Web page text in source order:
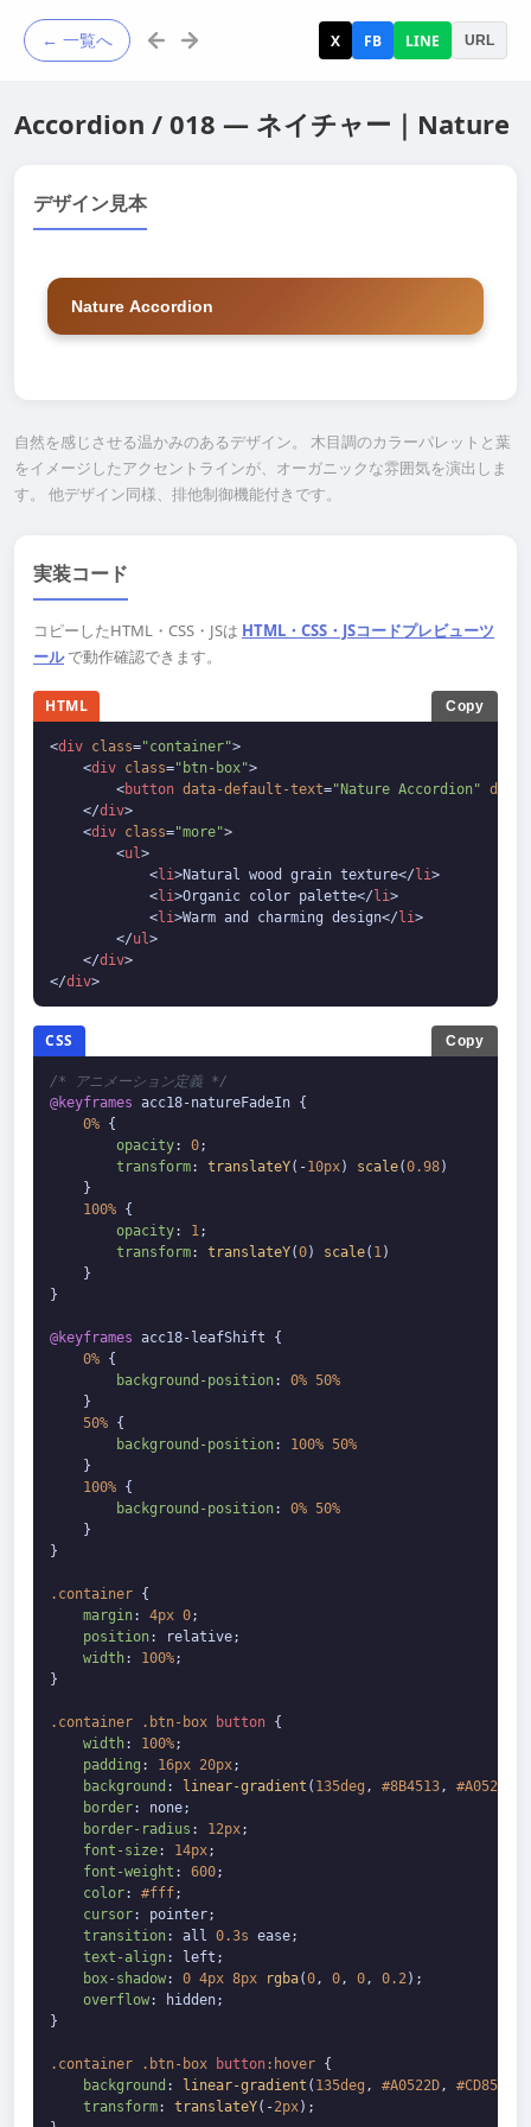
← 一覧へ X FB LINE URL
Accordion / 018 — ネイチャー｜Nature
デザイン見本
Nature Accordion
Warm and charming design
自然を感じさせる温かみのあるデザイン。 木目調のカラーパレットと葉
をイメージしたアクセントラインが、オーガニックな雰囲気を演出しま
す。 他デザイン同様、排他制御機能付きです。
実装コード
コピーしたHTML・CSS・JSは HTML・CSS・JSコードプレビューツ
ールで動作確認できます。
HTML Copy
<div class="container">
<div class="btn-box">
<button data-default-text="Nature Accordion"
</div>
<div class="more">
<ul>
<li>Natural wood grain texture</ li>
<li>Organic color palette</ li>
<li>Warm and charming design</ li>
</ul>
</div>
</div>
CSS Copy
/* アニメーション定義 */
@keyframes acc18-natureFadeIn {
0% {
opacity: 0;
transform: translateY(-10px) scale(0.98)
    }
100% {
opacity: 1;
transform: translateY(0) scale( 1)
    }
}
@keyframes acc18-leafShift {
0% {
background-position: 0% 50%
    }
50% {
background-position: 100% 50%
    }
100% {
background-position: 0% 50%
    }
}
.container {
margin: 4px 0;
position: relative;
width: 100%;
}
.container .btn-box button {
width: 100%;
padding : 16px 20px;
background : linear-gradient ( 135deg , #8B4513, #A0522D
border: none;
border-radius : 12px;
font-size: 14px;
font-weight : 600;
color: #fff;
cursor: pointer;
transition: all 0.3s ease;
text-align: left;
box-shadow: 0 4px 8px rgba(0, 0, 0, 0.2);
overflow: hidden;
}
.container .btn-box button:hover {
background : linear-gradient ( 135deg , #A0522D, #CD853F
transform: translateY(-2px);